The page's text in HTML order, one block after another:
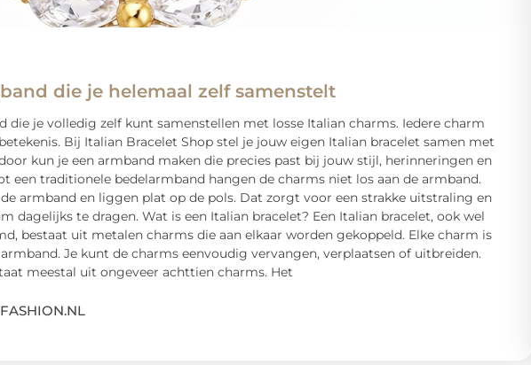
die je helemaal zelf samenstelt
die je volledig zelf kunt samenstellen met losse Italian charms. Iedere charm
Bij Italian Bracelet Shop stel je jouw eigen Italian bracelet samen met
kun je een armband maken die precies past bij jouw stijl, herinneringen en
een traditionele bedelarmband hangen de charms niet los aan de armband.
armband en liggen plat op de pols. Dat zorgt voor een strakke uitstraling en
dagelijks te dragen. Wat is een Italian bracelet? Een Italian bracelet, ook wel
bestaat uit metalen charms die aan elkaar worden gekoppeld. Elke charm is
Je kunt de charms eenvoudig vervangen, verplaatsen of uitbreiden.
meestal uit ongeveer achttien charms. Het